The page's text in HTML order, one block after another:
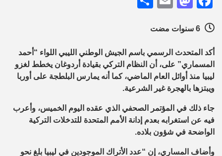
أكد المتحدث الرسمي باسم الجيش الوطني الليبي اللواء “أحمد
المسماري” على، أن النظام التركي بقيادة أردوغان يخطط لغزو
ليبيا منذ أوائل العام الماضي، كما أنه يمارس البلطجة على أوربا
ويبتزها بالهجرة غير الشرعية.
جاء ذلك في المؤتمر الصحفي الذي عقده اليوم الخميس، وأعرب
فيه عن استغرابه بعدم إدانة الأمم المتحدة للتدخلات التركية
الواضحة في شؤون بلاده.
وأضاف المساري، إن “عدد الأتراك الموجودين في ليبيا بلغ نحو